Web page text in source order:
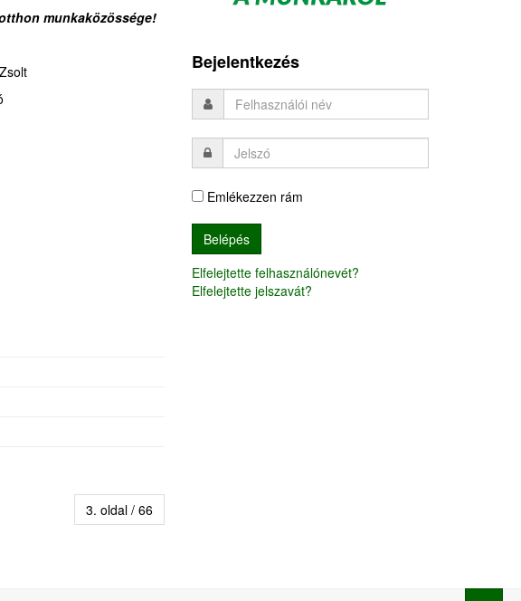
munkaközössége!
3. oldal / 66
Bejelentkezés
Emlékezzen rám
Elfelejtette felhasználónevét?
Elfelejtette jelszavát?